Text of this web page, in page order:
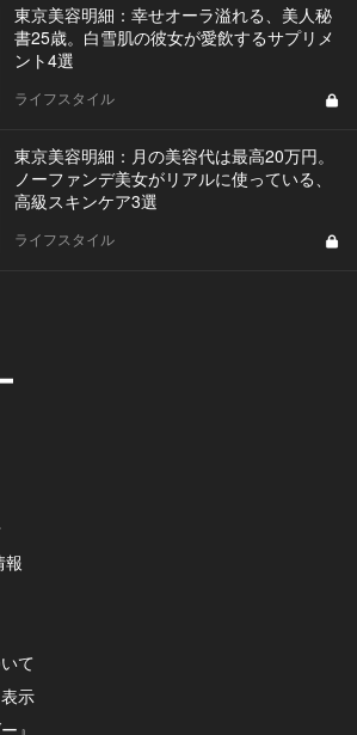
東京美容明細：幸せオーラ溢れる、美人秘
書25歳。白雪肌の彼女が愛飲するサプリメ
ント4選
ライフスタイル
東京美容明細：月の美容代は最高20万円。
ノーファンデ美女がリアルに使っている、
高級スキンケア3選
ライフスタイル
報
て
示
』